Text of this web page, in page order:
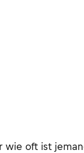
oft ist